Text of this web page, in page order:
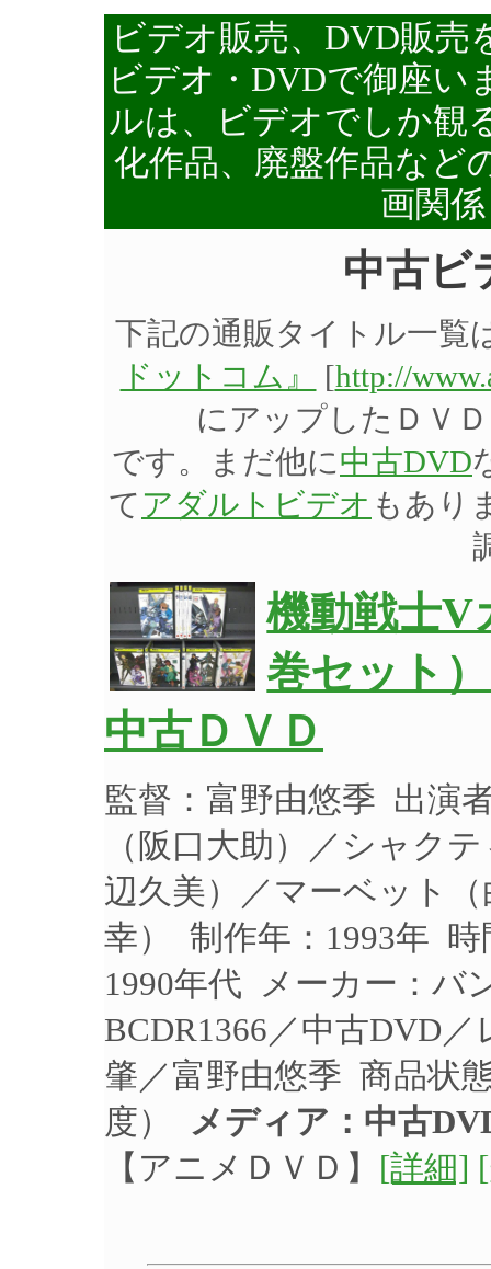
ビデオ販売、DVD販売
ビデオ・DVDで御座い
ルは、ビデオでしか観
化作品、廃盤作品など
画関
中古ビ
下記の通販タイトル一覧
ドットコム』
[http://
にアップしたＤＶ
です。まだ他に中古DVD
て アダルトビデオ もあり
機動戦士
巻セット
中古ＤＶＤ
監督：富野由悠季 出演
（阪口大助）／シャク
辺久美）／マーベット
幸） 制作年：1993年
1990年代 メーカー：バ
BCDR1366／中古DVD
肇／富野由悠季 商品状
度）
メディア：中古
【アニメＤＶＤ】 [詳細]